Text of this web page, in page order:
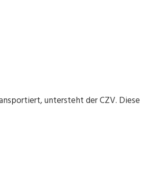
untersteht der CZV. Diese